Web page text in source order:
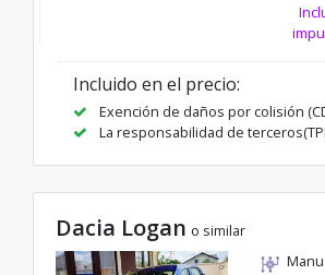
Incluido en el precio:
Exención de daños por colisión
La responsabilidad de
Dacia Logan o similar